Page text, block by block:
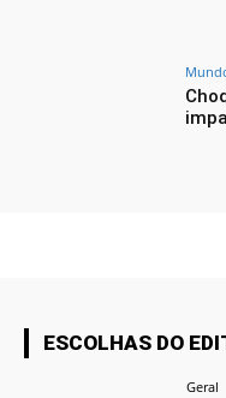
ESCOLHAS DO
Geral